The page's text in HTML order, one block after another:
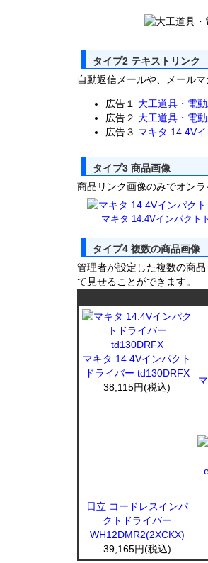
タイプ2 テキストリンク
自動返信メールや、メール
広告１ 大工道具・電
広告２ 大工道具・電
広告３ マキタ 14.4V
タイプ3 商品画像
商品リンク画像のみでオン
マキタ 14.4Vインパクト
タイプ4 複数の商品画像
管理者が設定した複数の商
て見せることができます。
マキタ 14.4Vインパクト
ドライバー td130DRFX
38,115円(税込)
日立 コードレスインパ
クトドライバー
WH12DMR2(2XCKX)
39,165円(税込)